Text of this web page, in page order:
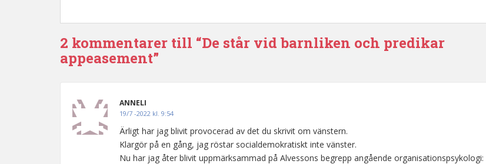
2 kommentarer till “De står vid barnliken och predikar
appeasement”
ANNELI
19/7 -2022 kl. 9:54
Ärligt har jag blivit provocerad av det du skrivit om vänstern.
Klargör på en gång, jag röstar socialdemokratiskt inte vänster.
Nu har jag åter blivit uppmärksammad på Alvessons begrepp angående organisationspsykologi: